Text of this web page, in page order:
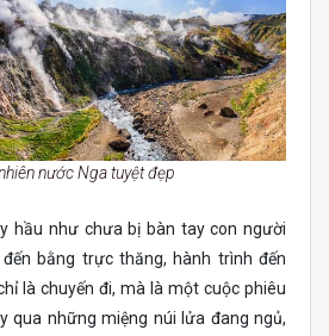
nước Nga tuyệt đẹp
hầu như chưa bị bàn tay con người
bằng trực thăng, hành trình đến
là chuyến đi, mà là một cuộc phiêu
qua những miệng núi lửa đang ngủ,